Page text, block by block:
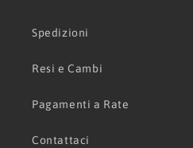
Spedizioni
Resi e Cambi
Pagamenti a Rate
Contattaci